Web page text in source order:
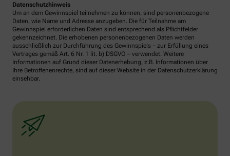
Datenschutzhinweis
Um an dem Gewinnspiel teilnehmen zu können, sind personenbezogene
Daten, wie Name und Adresse anzugeben. Die für Teilnahme am
Gewinnspiel erforderlichen Daten sind entsprechend als Pflichtfelder
gekennzeichnet. Die erhobenen personenbezogenen Daten werden
ausschließlich zur Durchführung des Gewinnspiels – zur Erfüllung eines
Vertrages gemäß Art. 6 Nr. 1 lit. b) DSGVO – verwendet. Weitere
Informationen auf Grund dieser Datenerhebung, z.B. Informationen über
Ihre Betroffenenrechte, sind auf dieser Website in der Datenschutzerklärung
einsehbar.